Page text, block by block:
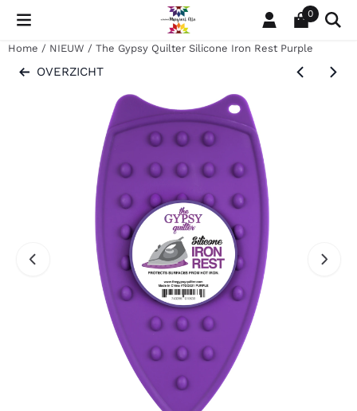
Cookievoorkeuren zijn momenteel gesloten. 0
Home / NIEUW / The Gypsy Quilter Silicone Iron Rest Purple
OVERZICHT